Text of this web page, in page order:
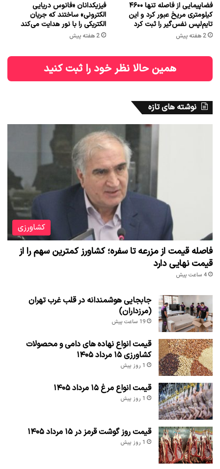
فضاپیمایی از فاصله تنها ۴۶۰۰
کیلومتری مریخ عبور کرد و این
تایم‌لپس نفس‌گیر را ثبت کرد
2 هفته پیش
فیزیکدانان «فانوس دریایی
الکترونی» ساختند که جریان
الکتریکی را با نور هدایت می‌کند
2 هفته پیش
همین حالا نظر خود را ثبت کنید
نوشته های تازه
کشاورزی
فاصله قیمت از مزرعه تا سفره؛ کشاورز کمترین سهم را از
قیمت نهایی دارد
4 ساعت پیش
جابجایی هوشمندانه در قلب غرب تهران
(مرزداران)
19 ساعت پیش
قیمت انواع نهاده های دامی و محصولات
کشاورزی ۱۵ مرداد ۱۴۰۵
1 روز پیش
قیمت انواع مرغ ۱۵ مرداد ۱۴۰۵
1 روز پیش
قیمت روز گوشت قرمز در ۱۵ مرداد ۱۴۰۵
1 روز پیش